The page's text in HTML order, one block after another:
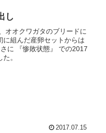
し
オオクワガタのブリードに
に組んだ産卵セットからは
に 『惨敗状態』 での2017
。
2017.07.15